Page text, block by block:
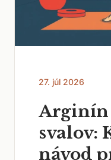
27. júl 2026
Arginín
svalov:
návod